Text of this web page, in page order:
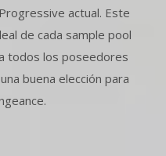
actual. Este
de cada sample pool
todos los poseedores
buena elección para